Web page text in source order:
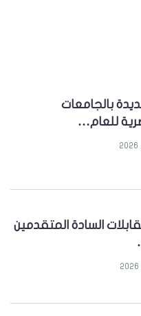
بالجامعات
للعام…
السادة المتقدمين